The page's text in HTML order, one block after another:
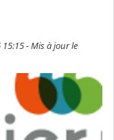
15:15 - Mis à jour le